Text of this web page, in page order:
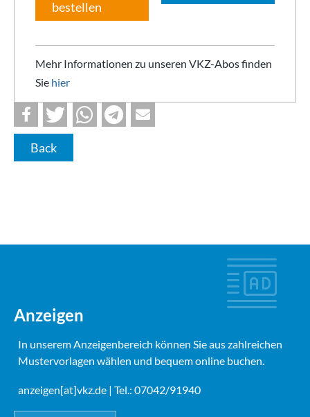
bestellen
Mehr Informationen zu unseren VKZ-Abos finden
Sie hier
Back
Anzeigen
In unserem Anzeigenbereich können Sie aus zahlreichen
Mustervorlagen wählen und bequem online buchen.
anzeigen[at]vkz.de | Tel.: 07042/91940